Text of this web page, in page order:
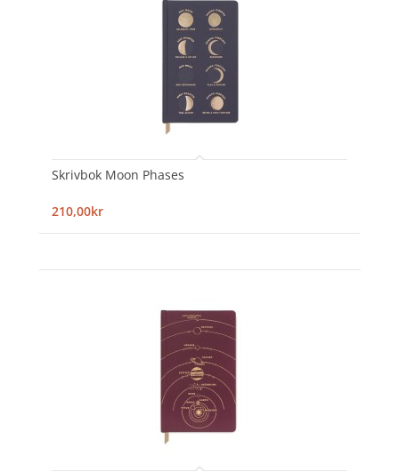
Skrivbok Moon Phases
210,00kr